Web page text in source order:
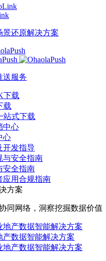
景还原解决方案
送服务
载
站式下载
心
开发指导
安全指南
应用合规指南
方案
同网络，洞察挖掘数据价值
产数据智能解决方案